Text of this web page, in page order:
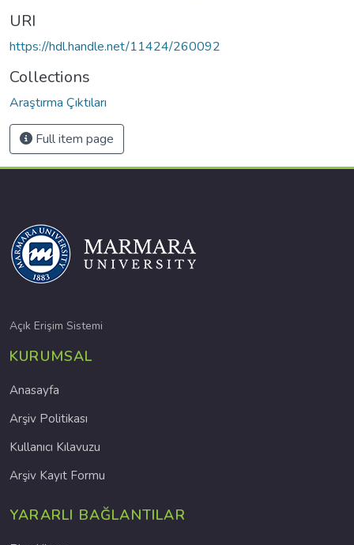
URI
https://hdl.handle.net/11424/260092
Collections
Araştırma Çıktıları
Full item page
Açık Erişim Sistemi
KURUMSAL
Anasayfa
Arşiv Politikası
Kullanıcı Kılavuzu
Arşiv Kayıt Formu
YARARLI BAĞLANTILAR